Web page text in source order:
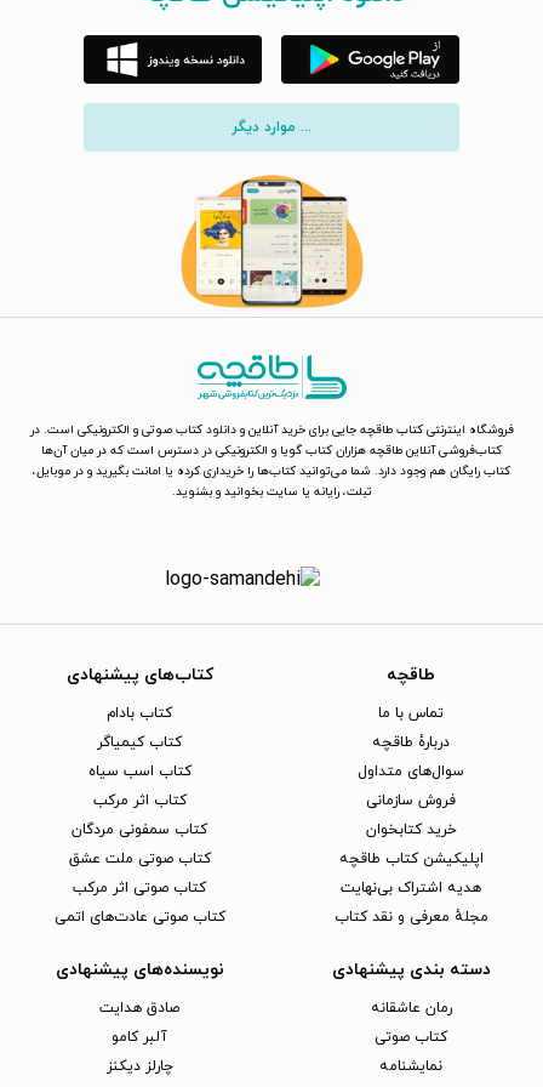
... موارد دیگر
فروشگاه اینترنتی کتاب طاقچه جایی برای خرید آنلاین و دانلود کتاب صوتی و الکترونیکی است. در
کتاب‌فروشی آنلاین طاقچه هزاران کتاب گویا و الکترونیکی در دسترس است که در میان آن‌ها
کتاب رایگان هم وجود دارد. شما می‌توانید کتاب‌ها را خریداری کرده یا امانت بگیرید و در موبایل،
تبلت، رایانه یا سایت بخوانید و بشنوید.
طاقچه
تماس با ما
دربارهٔ طاقچه
سوال‌های متداول
فروش سازمانی
خرید کتابخوان
اپلیکیشن کتاب طاقچه
هدیه اشتراک بی‌نهایت
مجلهٔ معرفی و نقد کتاب
کتاب‌های پیشنهادی
کتاب بادام
کتاب کیمیاگر
کتاب اسب سیاه
کتاب اثر مرکب
کتاب سمفونی مردگان
کتاب صوتی ملت عشق
کتاب صوتی اثر مرکب
کتاب صوتی عادت‌های اتمی
دسته بندی پیشنهادی
رمان عاشقانه
کتاب‌ صوتی
نمایشنامه
نویسنده‌های پیشنهادی
صادق هدایت
آلبر کامو
چارلز دیکنز